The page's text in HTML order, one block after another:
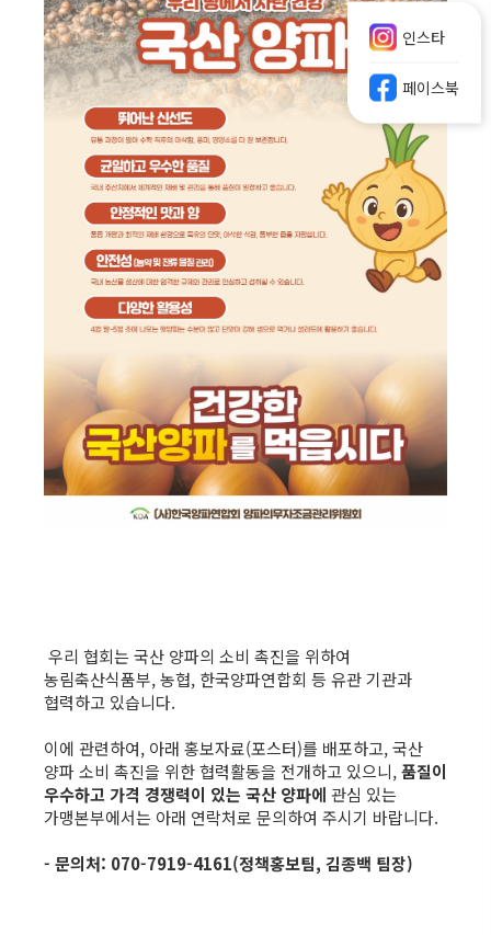
우리 협회는 국산 양파의 소비 촉진을 위하여
농림축산식품부, 농협, 한국양파연합회 등 유관 기관과
협력하고 있습니다.
이에 관련하여, 아래 홍보자료(포스터)를 배포하고, 국산
양파 소비 촉진을 위한 협력활동을 전개하고 있으니,품질이
우수하고 가격 경쟁력이 있는 국산 양파에 관심 있는
가맹본부에서는 아래 연락처로 문의하여 주시기 바랍니다.
- 문의처: 070-7919-4161(정책홍보팀, 김종백 팀장)
인스타
페이스북